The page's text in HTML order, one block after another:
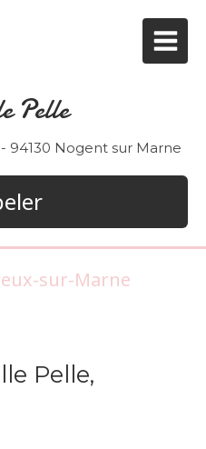
Pelle
94130 Nogent sur Marne
sur-Marne
Pelle,